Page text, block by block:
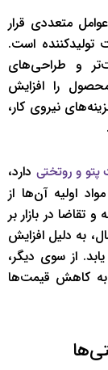
متعددی قرار
تولیدکننده است.
و طراحی‌های
را افزایش
نیروی کار،
و روتختی دارد،
اولیه آن‌ها از
در بازار بر
به دلیل افزایش
از سوی دیگر،
به کاهش قیمت‌ها